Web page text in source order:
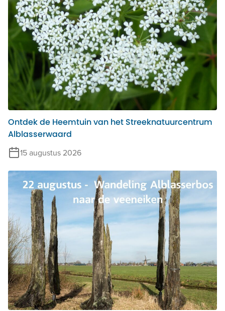
Ontdek de Heemtuin van het Streeknatuurcentrum
Alblasserwaard
15 augustus 2026